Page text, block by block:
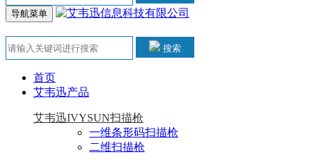
导航菜单
搜索
首页
艾韦迅产品
艾韦迅IVYSUN扫描枪
一维条形码扫描枪
二维扫描枪